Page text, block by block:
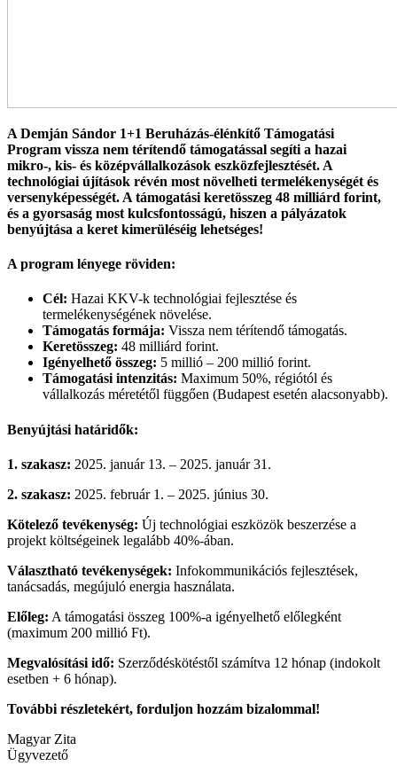
A Demján Sándor 1+1 Beruházás-élénkítő Támogatási
Program vissza nem térítendő támogatással segíti a hazai
mikro-, kis- és középvállalkozások eszközfejlesztését. A
technológiai újítások révén most növelheti termelékenységét és
versenyképességét. A támogatási keretösszeg 48 milliárd forint,
és a gyorsaság most kulcsfontosságú, hiszen a pályázatok
benyújtása a keret kimerüléséig lehetséges!
A program lényege röviden:
Cél: Hazai KKV-k technológiai fejlesztése és
termelékenységének növelése.
Támogatás formája: Vissza nem térítendő támogatás.
Keretösszeg: 48 milliárd forint.
Igényelhető összeg: 5 millió – 200 millió forint.
Támogatási intenzitás: Maximum 50%, régiótól és
vállalkozás méretétől függően (Budapest esetén alacsonyabb).
Benyújtási határidők:
1. szakasz: 2025. január 13. – 2025. január 31.
2. szakasz: 2025. február 1. – 2025. június 30.
Kötelező tevékenység: Új technológiai eszközök beszerzése a
projekt költségeinek legalább 40%-ában.
Választható tevékenységek: Infokommunikációs fejlesztések,
tanácsadás, megújuló energia használata.
Előleg: A támogatási összeg 100%-a igényelhető előlegként
(maximum 200 millió Ft).
Megvalósítási idő: Szerződéskötéstől számítva 12 hónap (indokolt
esetben + 6 hónap).
További részletekért, forduljon hozzám bizalommal!
Magyar Zita
Ügyvezető